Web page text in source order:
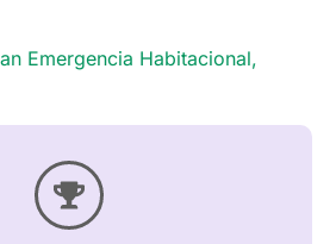
Emergencia Habitacional,